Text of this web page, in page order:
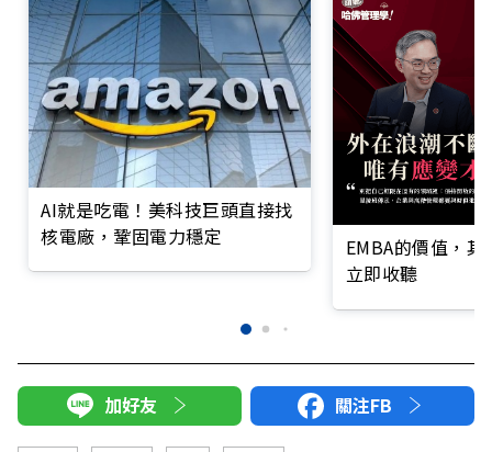
AI就是吃電！美科技巨頭直接找
核電廠，鞏固電力穩定
EMBA的價值，
立即收聽
加好友 關注FB